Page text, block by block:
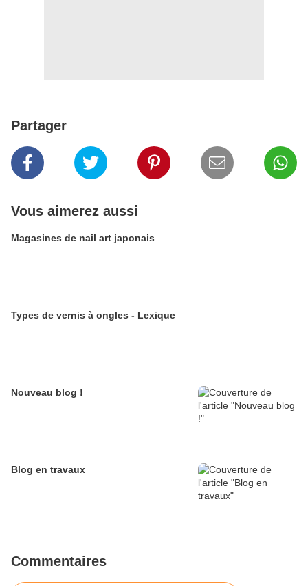
Partager
Vous aimerez aussi
Magasines de nail art japonais
Types de vernis à ongles - Lexique
Nouveau blog !
Blog en travaux
Commentaires